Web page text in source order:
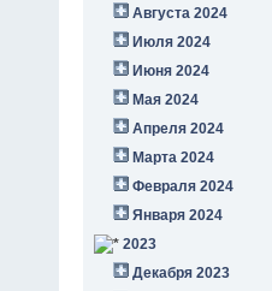
Августа 2024
Июля 2024
Июня 2024
Мая 2024
Апреля 2024
Марта 2024
Февраля 2024
Января 2024
2023
Декабря 2023